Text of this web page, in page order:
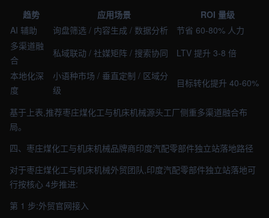
趋势 应用场景
ROI 量级
AI 辅助
询盘筛选 / 内容生成 / 数据分析
节省 60-80% 人力
多渠道融
合
私域联动 / 社媒矩阵 / 搜索协同
LTV 提升 3-8 倍
本地化深
度
小语种市场 / 垂直定制 / 区域分
级
目标转化提升 40-60%
基于上表,推荐枣庄煤化工与机床机械源头工厂侧重多渠道融合布
局。
四、枣庄煤化工与机床机械品牌商印度汽配零部件独立站落地路径
对于枣庄煤化工与机床机械外贸团队,印度汽配零部件独立站落地可
行按核心 4步推进:
第 1 步:外贸官网接入